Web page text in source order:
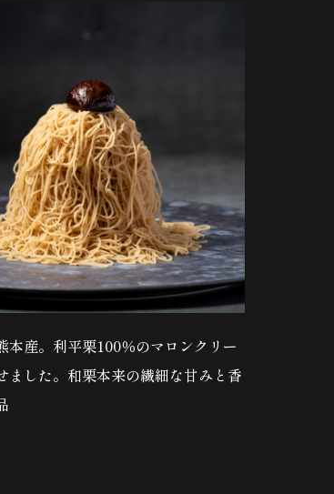
本産。利平栗100％のマロンクリー
ました。和栗本来の繊細な甘みと香